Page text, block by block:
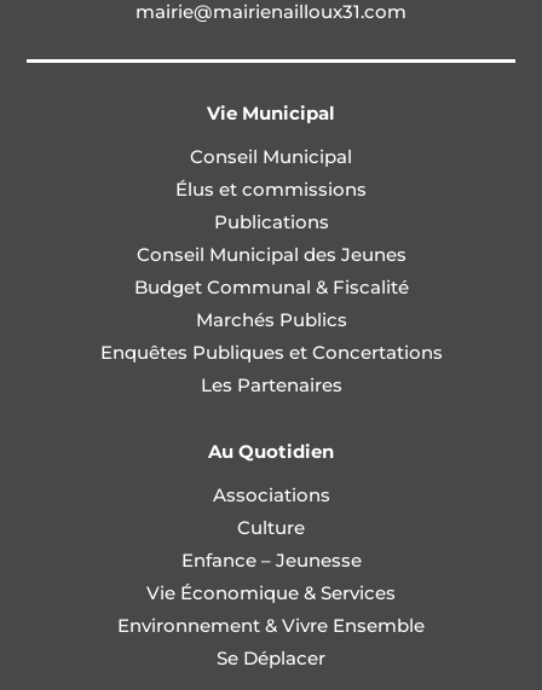
mairie@mairienailloux31.com
Vie Municipal
Conseil Municipal
Élus et commissions
Publications
Conseil Municipal des Jeunes
Budget Communal & Fiscalité
Marchés Publics
Enquêtes Publiques et Concertations
Les Partenaires
Au Quotidien
Associations
Culture
Enfance – Jeunesse
Vie Économique & Services
Environnement & Vivre Ensemble
Se Déplacer